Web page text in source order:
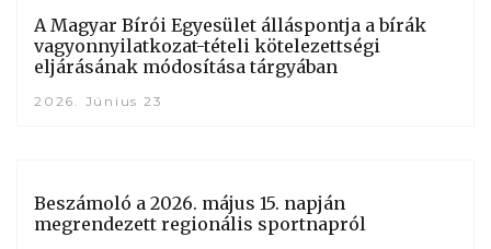
A Magyar Bírói Egyesület álláspontja a bírák
vagyonnyilatkozat-tételi kötelezettségi
eljárásának módosítása tárgyában
2026. Június 23
Beszámoló a 2026. május 15. napján
megrendezett regionális sportnapról